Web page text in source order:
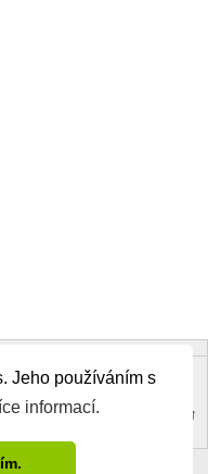
Jeho používáním s
informací.
© 2026.
. Back to Top ↑